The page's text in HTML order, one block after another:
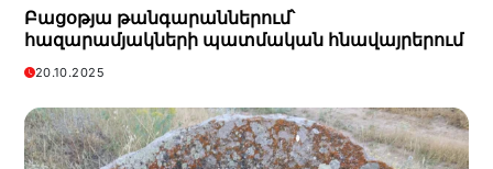
Բացօթյա թանգարաններում՝
հազարամյակների պատմական հնավայրերում
20.10.2025